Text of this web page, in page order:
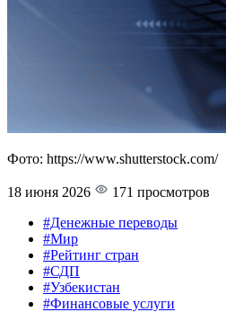
Фото: https://www.shutterstock.com/
18 июня 2026
171 просмотров
#Денежные переводы
#Мир
#Рейтинг стран
#СДП
#Узбекистан
#Финансовые услуги